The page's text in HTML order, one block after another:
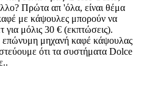
Πρώτα απ 'όλα, είναι θέμα
με κάψουλες μπορούν να
μόλις 30 € (εκπτώσεις).
επώνυμη μηχανή καφέ κάψουλας
ότι τα συστήματα Dolce